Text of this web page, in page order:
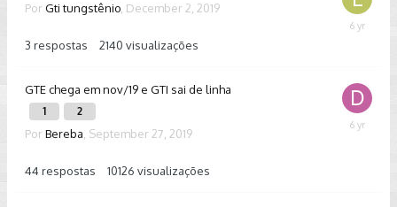
Por Gti tungstênio December 2, 2019
3 respostas 2140 visualizações
January
GTE chega em nov/19 e GTI sai de linha
1 2
Por Bereba September 27, 2019
44 respostas 10126 visualizações